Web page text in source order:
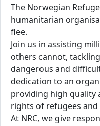
The Norwegian
humanitarian
flee.
Join us in assisting
others cannot,
dangerous and
dedication to an
providing high quality
rights of refugees
At NRC, we give